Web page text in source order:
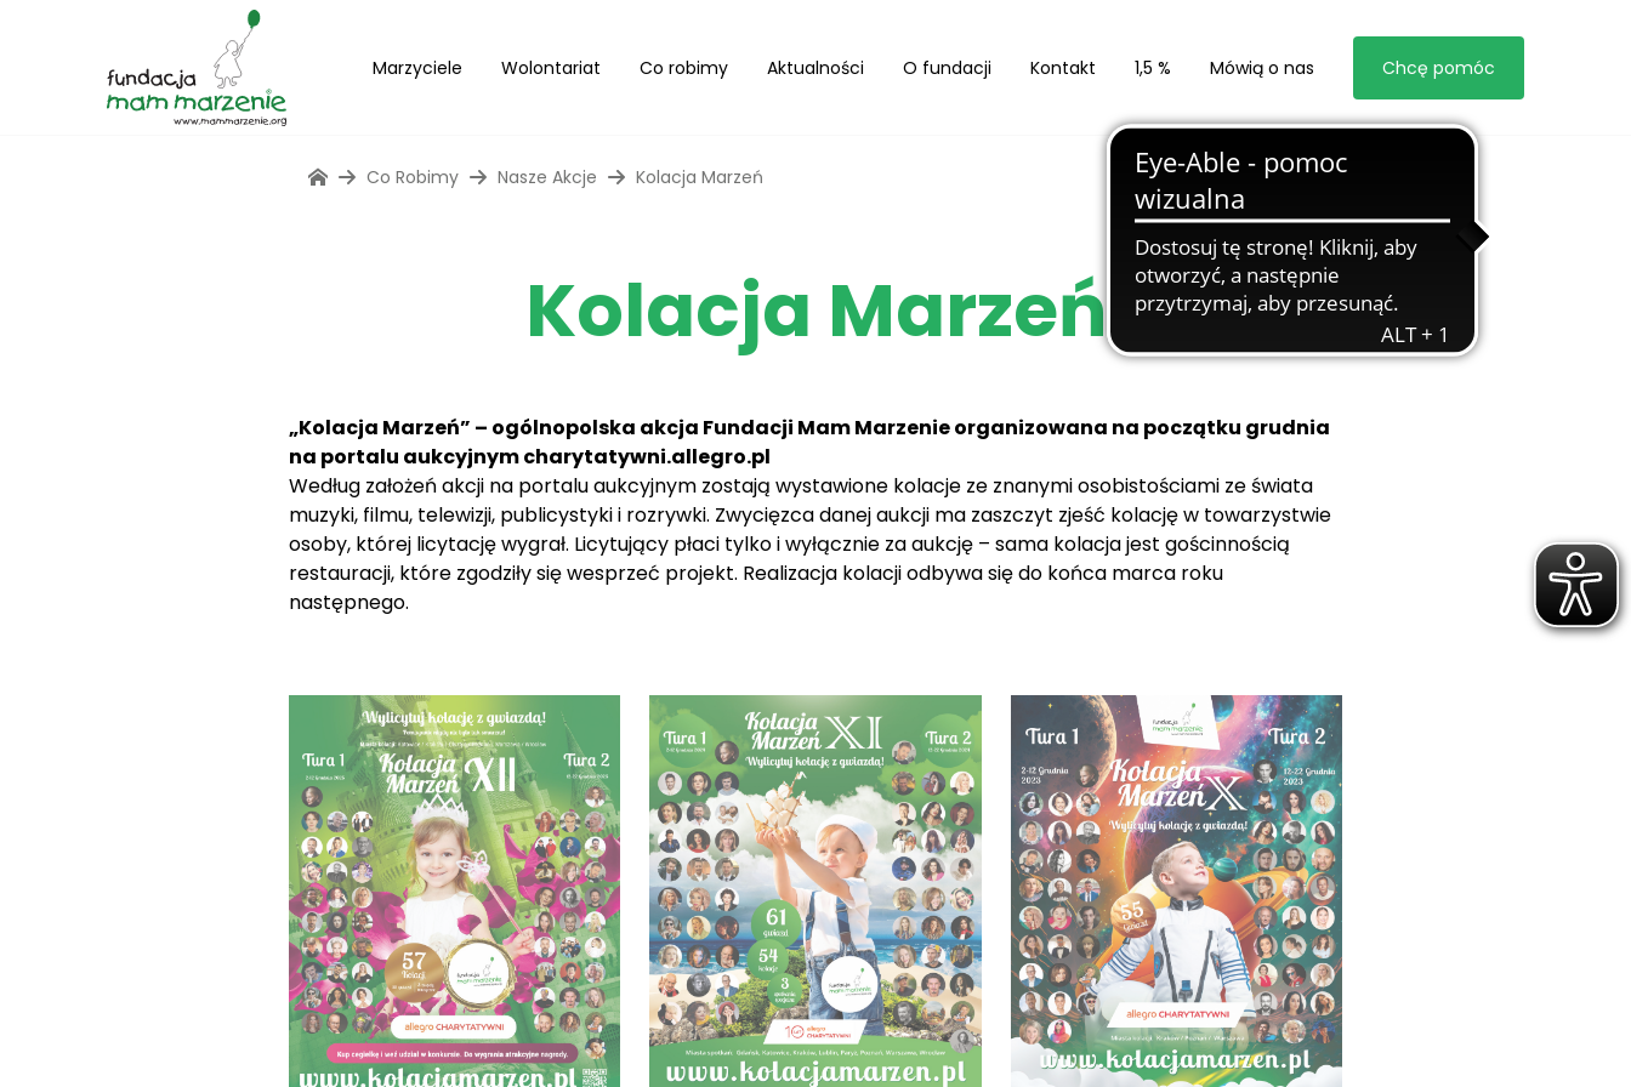
Marzyciele Wolontariat Co robimy Aktualności O fundacji Kontakt 1,5 % Mówią o nas Chcę pomóc
Co Robimy Nasze Akcje Kolacja Marzeń
Kolacja Marzeń
„Kolacja Marzeń” – ogólnopolska akcja Fundacji Mam Marzenie organizowana na początku grudnia
na portalu aukcyjnymcharytatywni.allegro.pl
Według założeń akcji na portalu aukcyjnym zostają wystawione kolacje ze znanymi osobistościami ze świata
muzyki, filmu, telewizji, publicystyki i rozrywki. Zwycięzca danej aukcji ma zaszczyt zjeść kolację w towarzystwie
osoby, której licytację wygrał. Licytujący płaci tylko i wyłącznie za aukcję – sama kolacja jest gościnnością
restauracji, które zgodziły się wesprzeć projekt. Realizacja kolacji odbywa się do końca marca roku
następnego.